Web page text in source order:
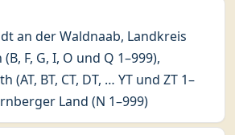
an der Waldnaab, Landkreis
F, G, I, O und Q 1–999),
(AT, BT, CT, DT, … YT und ZT 1–
Land (N 1–999)